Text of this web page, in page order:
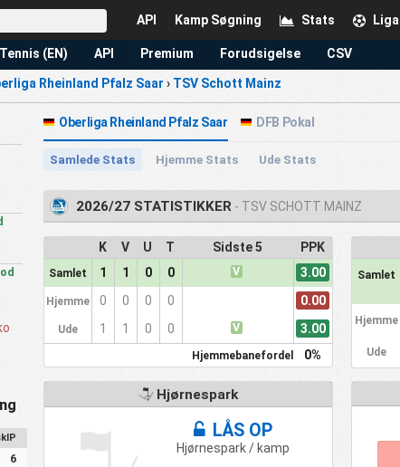
Stats
Kamp Søgning
API
Tennis (EN) API Premium Forudsigelse CSV
Rheinland Pfalz Saar › TSV Schott Mainz
P
6
Oberliga Rheinland Pfalz Saar DFB Pokal
Samlede Stats Hjemme Stats Ude Stats
2026/27 STATISTIKKER - TSV SCHOTT MAINZ
K V U T Sidste 5 PPK
Samlet 1 1 0 0 V 3.00
Hjemme 0 0 0 0 0.00
Ude 1 1 0 0 V 3.00
Hjemmebanefordel 0%
Samlet
Hjemme
Ude
Hjørnespark
LÅS OP
Hjørnespark / kamp